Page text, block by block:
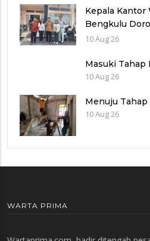
Kepala Kantor
Bengkulu
Pendapatan
10 Aug 26
Masuki Tahap
10 Aug 26
Menuju
10 Aug 26
WARTA PRIMA